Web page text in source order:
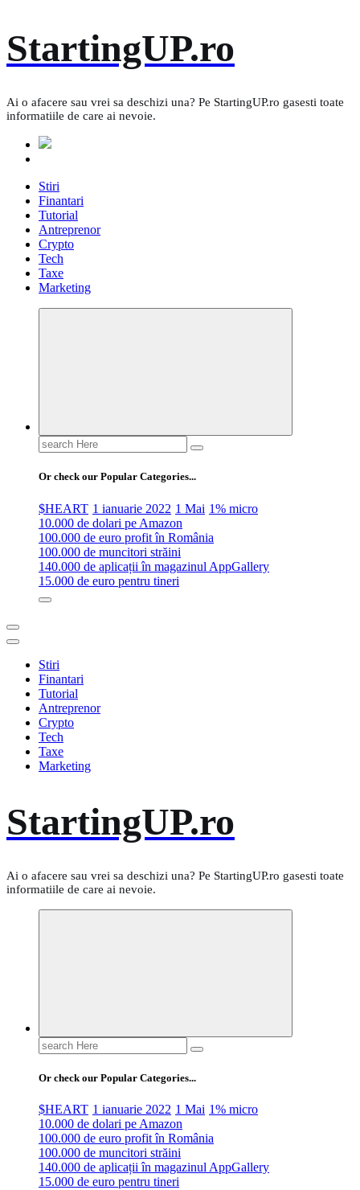
to
content
StartingUP.ro
Ai o afacere sau vrei sa deschizi una? Pe StartingUP.ro gasesti toate
informatiile de care ai nevoie.
Stiri
Finantari
Tutorial
Antreprenor
Crypto
Tech
Taxe
Marketing
Search
for:
Or check our Popular Categories...
$HEART 1 ianuarie 2022 1 Mai 1% micro
10.000 de dolari pe Amazon
100.000 de euro profit în România
100.000 de muncitori străini
140.000 de aplicații în magazinul AppGallery
15.000 de euro pentru tineri
Stiri
Finantari
Tutorial
Antreprenor
Crypto
Tech
Taxe
Marketing
StartingUP.ro
Ai o afacere sau vrei sa deschizi una? Pe StartingUP.ro gasesti toate
informatiile de care ai nevoie.
Search
for:
Or check our Popular Categories...
$HEART 1 ianuarie 2022 1 Mai 1% micro
10.000 de dolari pe Amazon
100.000 de euro profit în România
100.000 de muncitori străini
140.000 de aplicații în magazinul AppGallery
15.000 de euro pentru tineri